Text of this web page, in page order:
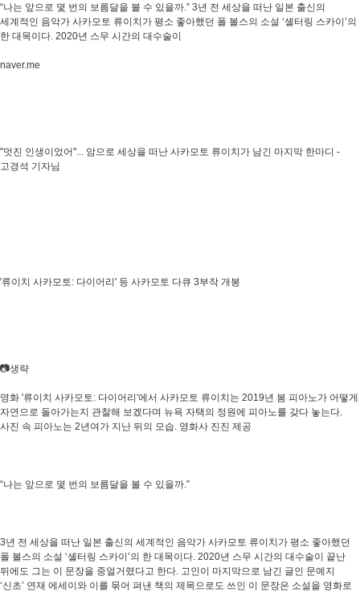
“나는 앞으로 몇 번의 보름달을 볼 수 있을까.” 3년 전 세상을 떠난 일본 출신의
세계적인 음악가 사카모토 류이치가 평소 좋아했던 폴 볼스의 소설 ‘셸터링 스카이’의
한 대목이다. 2020년 스무 시간의 대수술이
naver.me
"멋진 인생이었어"... 암으로 세상을 떠난 사카모토 류이치가 남긴 마지막 한마디 -
고경석 기자님
'류이치 사카모토: 다이어리' 등 사카모토 다큐 3부작 개봉
📷생략
영화 '류이치 사카모토: 다이어리'에서 사카모토 류이치는 2019년 봄 피아노가 어떻게
자연으로 돌아가는지 관찰해 보겠다며 뉴욕 자택의 정원에 피아노를 갖다 놓는다.
사진 속 피아노는 2년여가 지난 뒤의 모습. 영화사 진진 제공
“나는 앞으로 몇 번의 보름달을 볼 수 있을까.”
3년 전 세상을 떠난 일본 출신의 세계적인 음악가 사카모토 류이치가 평소 좋아했던
폴 볼스의 소설 ‘셸터링 스카이’의 한 대목이다. 2020년 스무 시간의 대수술이 끝난
뒤에도 그는 이 문장을 중얼거렸다고 한다. 고인이 마지막으로 남긴 글인 문예지
‘신초’ 연재 에세이와 이를 묶어 펴낸 책의 제목으로도 쓰인 이 문장은 소설을 영화로